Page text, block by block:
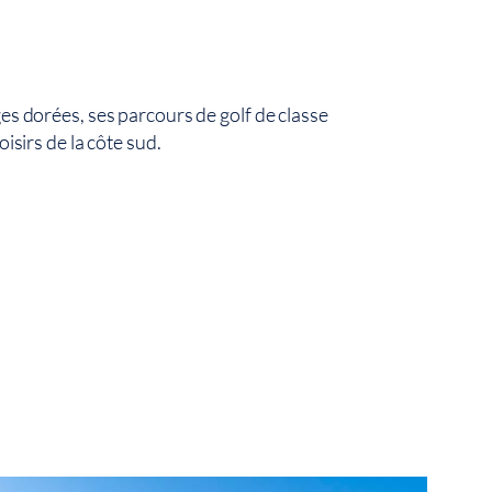
dorées, ses parcours de golf de classe
de la côte sud.